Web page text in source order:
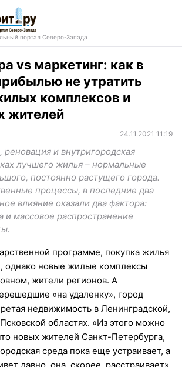
портал Северо-Запада
vs маркетинг: как в
не утратить
комплексов и
жителей
24.11.2021 11:19
реновация и внутригородская
лучшего жилья – нормальные
постоянно растущего города.
процессы, в последние два
влияние оказали два фактора:
и массовое распространение
программе, покупка жилья
однако новые жилые комплексы
жители регионов. А
«на удаленку», город
недвижимость в Ленинградской,
областях. «Из этого можно
новых жителей Санкт-Петербурга,
среда пока еще устраивает, а
давно, она, скорее, расстраивает»,